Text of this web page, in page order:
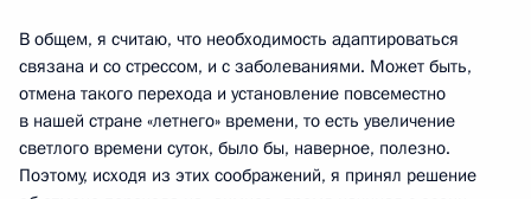
В общем, я считаю, что необходимость адаптироваться
связана и со стрессом, и с заболеваниями. Может быть,
отмена такого перехода и установление повсеместно
в нашей стране «летнего» времени, то есть увеличение
светлого времени суток, было бы, наверное, полезно.
Поэтому, исходя из этих соображений, я принял решение